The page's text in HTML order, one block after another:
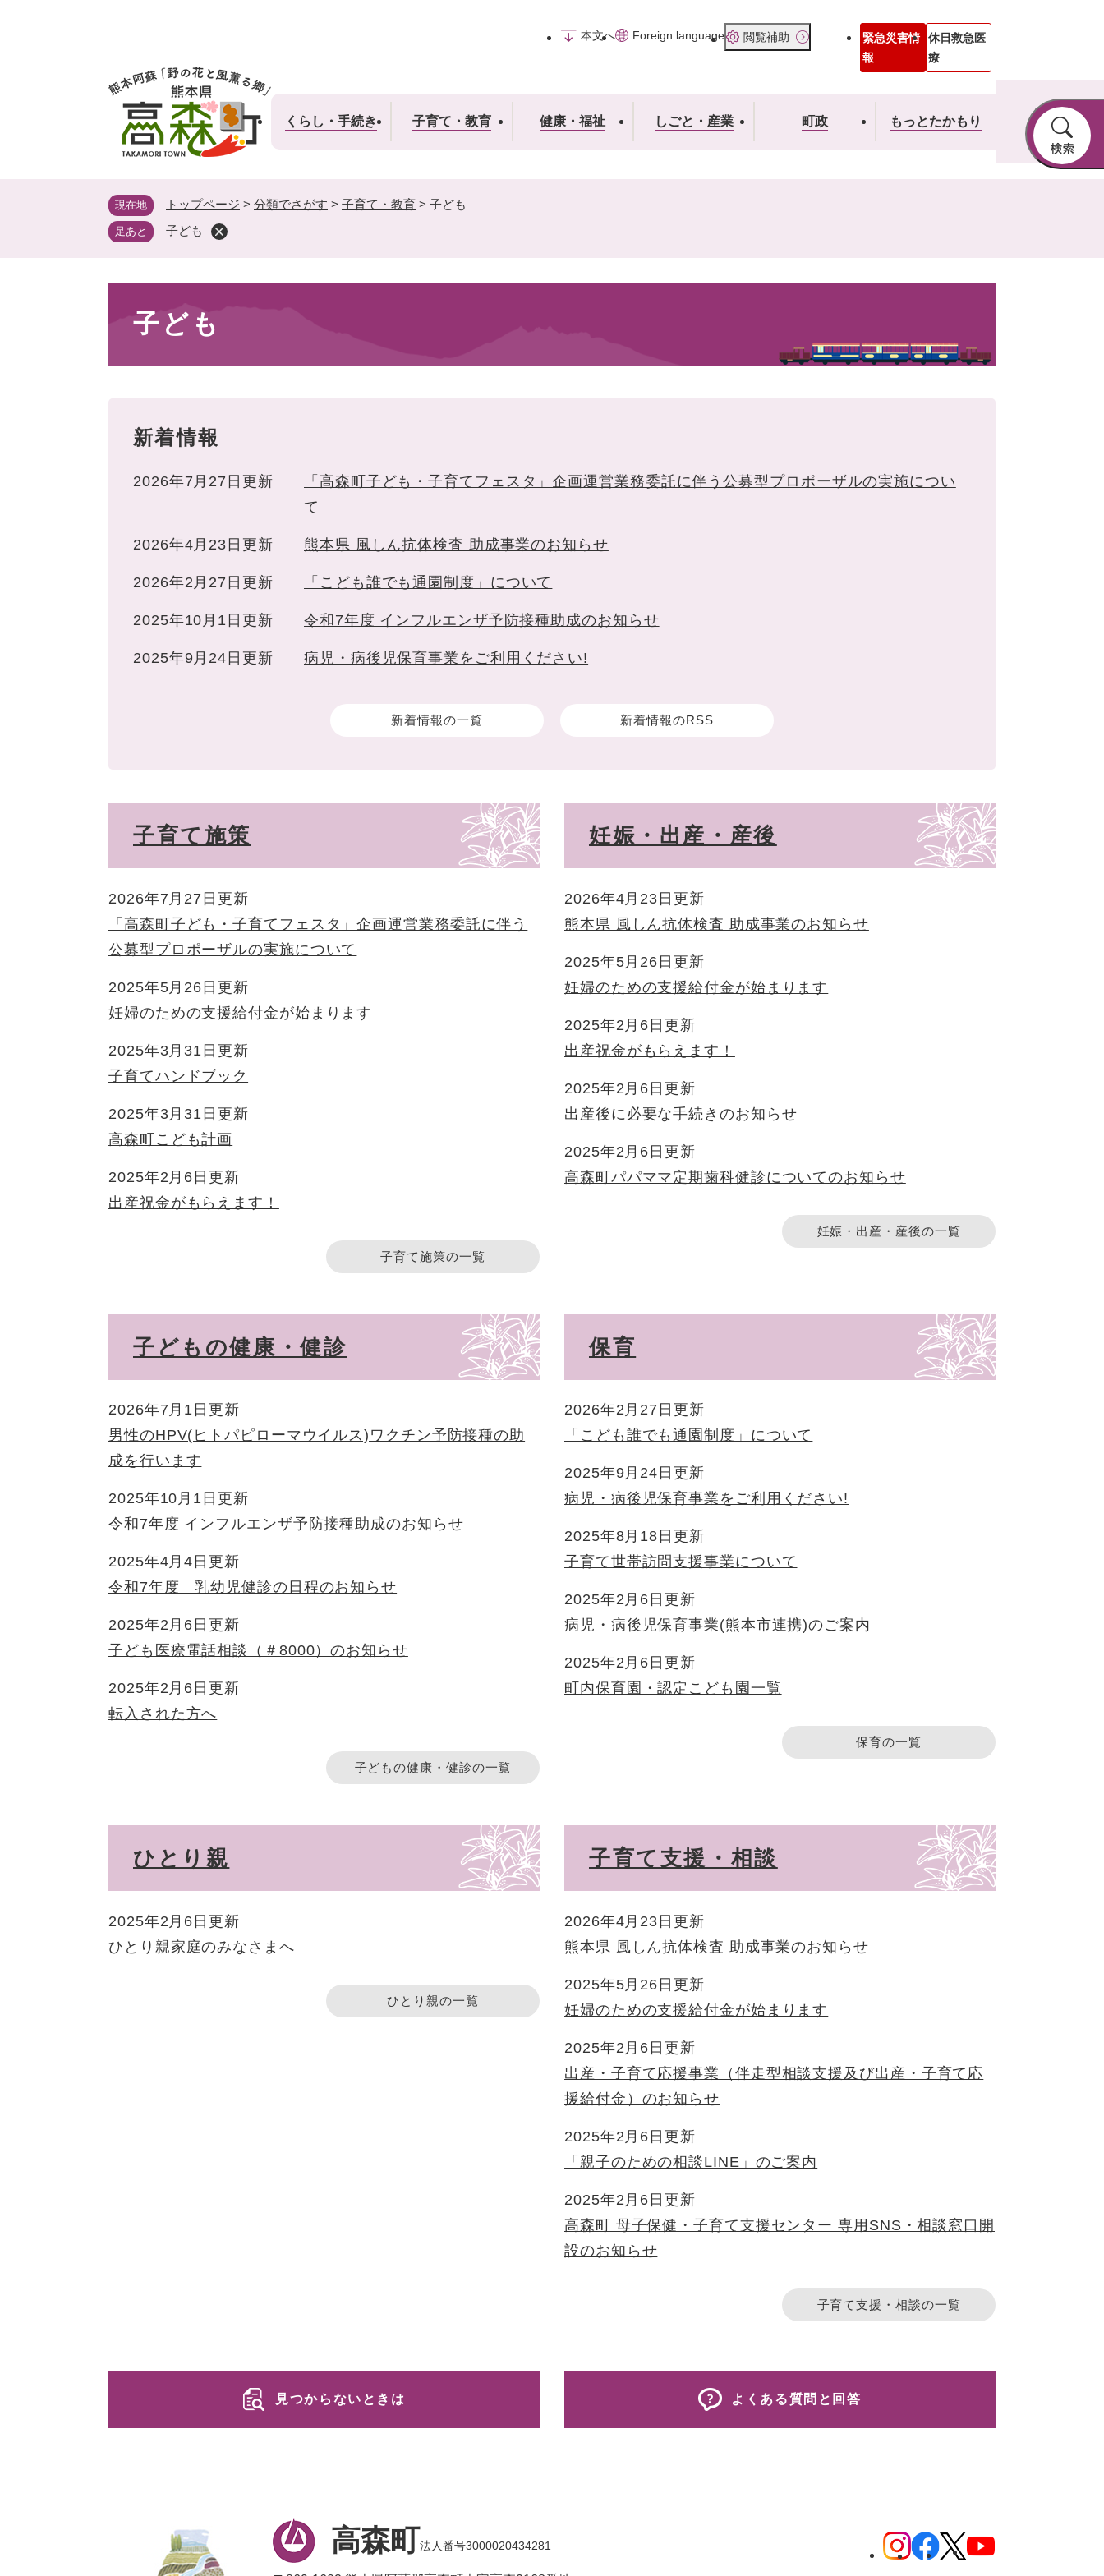
本文へ
Foreign language 閲覧補助
くらし・手続き 子育て・教育 健康・福祉 しごと・産業 町政 もっとたかもり
緊急災害情
報
休日救急医
療
現在地 トップページ > 分類でさがす > 子育て・教育 > 子ども
足あと 子ども
子ども
新着情報
2026年7月27日更新
「高森町子ども・子育てフェスタ」企画運営業務委託に伴う公募型プロポーザルの実施につい
て
2026年4月23日更新 熊本県 風しん抗体検査 助成事業のお知らせ
2026年2月27日更新 「こども誰でも通園制度」について
2025年10月1日更新 令和7年度 インフルエンザ予防接種助成のお知らせ
2025年9月24日更新 病児・病後児保育事業をご利用ください!
新着情報の一覧 新着情報のRSS
子育て施策
2026年7月27日更新
「高森町子ども・子育てフェスタ」企画運営業務委託に伴う
公募型プロポーザルの実施について
2025年5月26日更新
妊婦のための支援給付金が始まります
2025年3月31日更新
子育てハンドブック
2025年3月31日更新
高森町こども計画
2025年2月6日更新
出産祝金がもらえます！
子育て施策の一覧
妊娠・出産・産後
2026年4月23日更新
熊本県 風しん抗体検査 助成事業のお知らせ
2025年5月26日更新
妊婦のための支援給付金が始まります
2025年2月6日更新
出産祝金がもらえます！
2025年2月6日更新
出産後に必要な手続きのお知らせ
2025年2月6日更新
高森町パパママ定期歯科健診についてのお知らせ
妊娠・出産・産後の一覧
子どもの健康・健診
2026年7月1日更新
男性のHPV(ヒトパピローマウイルス)ワクチン予防接種の助
成を行います
2025年10月1日更新
令和7年度 インフルエンザ予防接種助成のお知らせ
2025年4月4日更新
令和7年度 乳幼児健診の日程のお知らせ
2025年2月6日更新
子ども医療電話相談（＃8000）のお知らせ
2025年2月6日更新
転入された方へ
子どもの健康・健診の一覧
保育
2026年2月27日更新
「こども誰でも通園制度」について
2025年9月24日更新
病児・病後児保育事業をご利用ください!
2025年8月18日更新
子育て世帯訪問支援事業について
2025年2月6日更新
病児・病後児保育事業(熊本市連携)のご案内
2025年2月6日更新
町内保育園・認定こども園一覧
保育の一覧
ひとり親
2025年2月6日更新
ひとり親家庭のみなさまへ
ひとり親の一覧
子育て支援・相談
2026年4月23日更新
熊本県 風しん抗体検査 助成事業のお知らせ
2025年5月26日更新
妊婦のための支援給付金が始まります
2025年2月6日更新
出産・子育て応援事業（伴走型相談支援及び出産・子育て応
援給付金）のお知らせ
2025年2月6日更新
「親子のための相談LINE」のご案内
2025年2月6日更新
高森町 母子保健・子育て支援センター 専用SNS・相談窓口開
設のお知らせ
子育て支援・相談の一覧
見つからないときは よくある質問と回答
高森町法人番号3000020434281